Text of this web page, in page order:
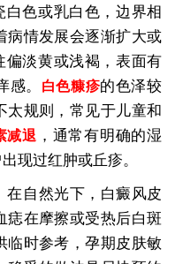
白色或乳白色，边界相
病情发展会逐渐扩大或
偏淡黄或浅褐，表面有
。
白色糠疹的色泽较
太规则，常见于儿童和
减退 ，通常有明确的湿
现过红肿或丘疹。
在自然光下，白癜风皮
痣在摩擦或受热后白斑
临时参考，孕期皮肤敏